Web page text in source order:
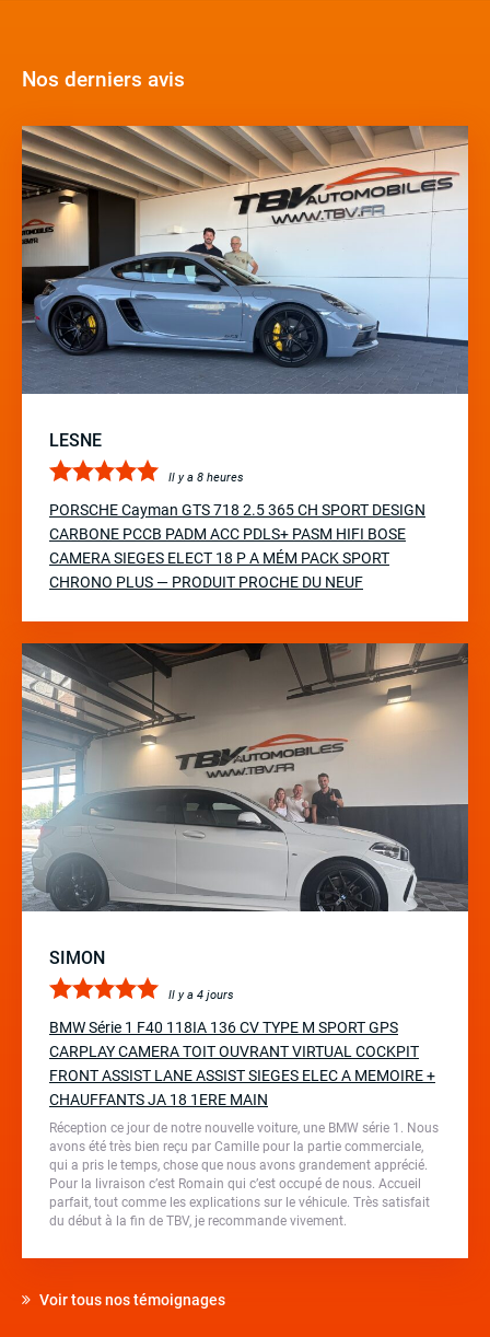
Nos derniers avis
LESNE
Il y a 8 heures
PORSCHE Cayman GTS 718 2.5 365 CH SPORT DESIGN
CARBONE PCCB PADM ACC PDLS+ PASM HIFI BOSE
CAMERA SIEGES ELECT 18 P A MÉM PACK SPORT
CHRONO PLUS — PRODUIT PROCHE DU NEUF
SIMON
Il y a 4 jours
BMW Série 1 F40 118IA 136 CV TYPE M SPORT GPS
CARPLAY CAMERA TOIT OUVRANT VIRTUAL COCKPIT
FRONT ASSIST LANE ASSIST SIEGES ELEC A MEMOIRE +
CHAUFFANTS JA 18 1ERE MAIN
Réception ce jour de notre nouvelle voiture, une BMW série 1. Nous
avons été très bien reçu par Camille pour la partie commerciale,
qui a pris le temps, chose que nous avons grandement apprécié.
Pour la livraison c’est Romain qui c’est occupé de nous. Accueil
parfait, tout comme les explications sur le véhicule. Très satisfait
du début à la fin de TBV, je recommande vivement.
Voir tous nos témoignages